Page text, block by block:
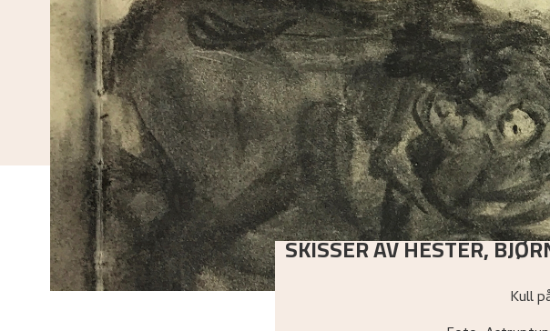
SKISSER AV HESTER,
Kull